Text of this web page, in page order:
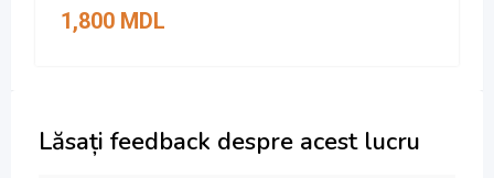
1,800 MDL
Lăsați feedback despre acest lucru